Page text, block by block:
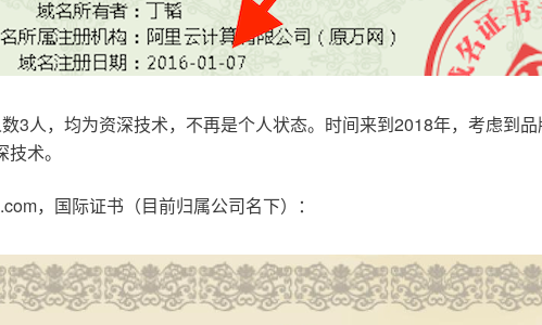
3人，均为资深技术，不再是个人状态。时间来到2018年，考虑到
术。
，国际证书（目前归属公司名下）：